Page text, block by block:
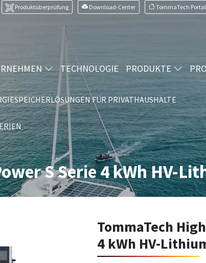
Produktüberprüfung Download-Center TommaTech Portal
TECHNOLOGIE PRODUKTE
FÜR PRIVATHAUSHALTE
S Serie 4 kWh HV-
TommaTech
4 kWh HV-